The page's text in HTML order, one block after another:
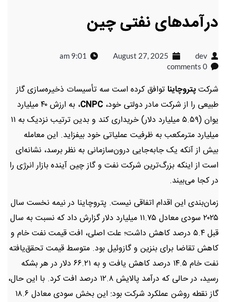
درآمدهای نفتی چین
dev
August 27, 2025
9:01 am
0 comments
شرکتپتروچایناتوافق کرده است سه تأسیسات ذخیره‌سازی گاز
طبیعی را از شرکت مادر دولتی خود، CNPC
، به ارزش ۴۰ میلیارد
یوان (۵.۵۹ میلیارد دلار) خریداری کند و بدین ترتیب نزدیک به ۱۱
میلیارد مترمکعب به ظرفیت عملیاتی خود بیفزاید. این معامله
بیش از آنکه یک جابه‌جایی درون‌سازمانی به نظر برسد، نشانه‌ای
است از اینکه بزرگ‌ترین شرکت نفت و گاز چین آینده بازار انرژی را
در کجا می‌بیند.
زمان‌بندی این اقدام اتفاقی نیست. پتروچاینا در نیمه نخست سال
۲۰۲۵ سودی معادل ۱۱.۷۵ میلیارد دلار گزارش داد که نسبت به سال
قبل ۵.۴ درصد کاهش داشت؛ علت اصلی، افت قیمت نفت خام و
کاهش تقاضا برای بنزین و گازوئیل بود. متوسط قیمت تحقق‌یافته
نفت خام ۱۴.۵ درصد کاهش یافت و به ۶۶.۲۱ دلار در هر بشکه
رسید، در حالی که درآمد پالایش ۱۲.۸ درصد افت کرد. با این حال،
گاز نقطه روشن عملکرد شرکت بود: این بخش سودی معادل ۱۸.۶